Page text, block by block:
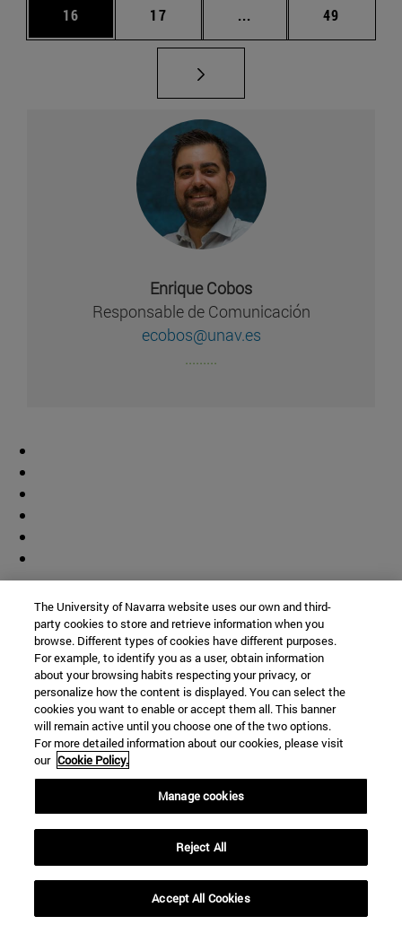
Página
16 Página
17 ... Páginas intermedias
Página
49
Enrique Cobos
Responsable de Comunicación
ecobos@unav.es
.........
© Universidad de Navarra
Información legal
Accesibilidad
Configuración de cookies
Localizador de campus
The University of Navarra website uses our own and third-
party cookies to store and retrieve information when you
browse. Different types of cookies have different purposes.
For example, to identify you as a user, obtain information
about your browsing habits respecting your privacy, or
personalize how the content is displayed. You can select the
cookies you want to enable or accept them all. This banner
will remain active until you choose one of the two options.
For more detailed information about our cookies, please visit
our Cookie Policy.
Manage cookies
Reject All
Accept All Cookies